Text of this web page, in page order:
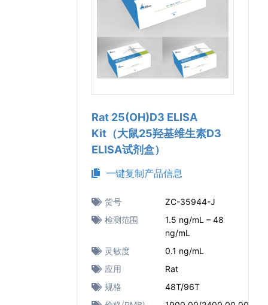
Rat 25(OH)D3 ELISA
Kit（大鼠25羟基维生素D3
ELISA试剂盒）
一键复制产品信息
货号
ZC-35944-J
检测范围
1.5 ng/mL – 48
ng/mL
灵敏度
0.1 ng/mL
应用
Rat
规格
48T/96T